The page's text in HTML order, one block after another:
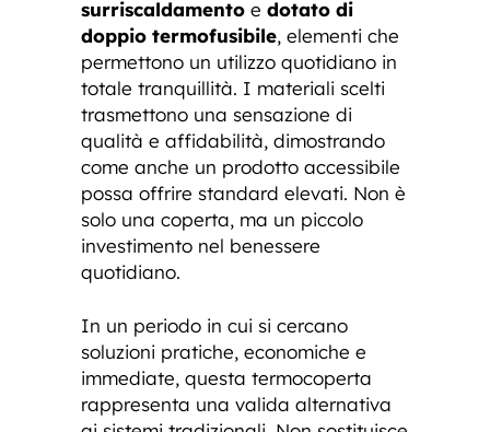
surriscaldamento e dotato di
doppio termofusibile, elementi che
permettono un utilizzo quotidiano in
totale tranquillità. I materiali scelti
trasmettono una sensazione di
qualità e affidabilità, dimostrando
come anche un prodotto accessibile
possa offrire standard elevati. Non è
solo una coperta, ma un piccolo
investimento nel benessere
quotidiano.
In un periodo in cui si cercano
soluzioni pratiche, economiche e
immediate, questa termocoperta
rappresenta una valida alternativa